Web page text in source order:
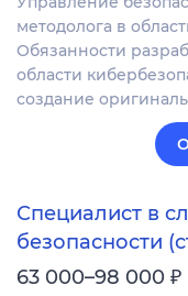
методолога в
Обязанности
области
создание
Специалист в
безопасности
63 000–98 000 ₽